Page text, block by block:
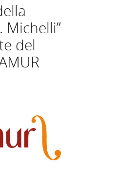
Michelli”
del